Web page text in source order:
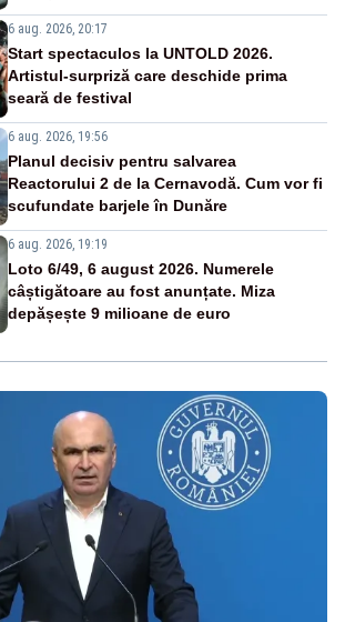
6 aug. 2026, 20:17
Start spectaculos la UNTOLD 2026.
Artistul-surpriză care deschide prima
seară de festival
6 aug. 2026, 19:56
Planul decisiv pentru salvarea
Reactorului 2 de la Cernavodă. Cum vor fi
scufundate barjele în Dunăre
6 aug. 2026, 19:19
Loto 6/49, 6 august 2026. Numerele
câștigătoare au fost anunțate. Miza
depășește 9 milioane de euro